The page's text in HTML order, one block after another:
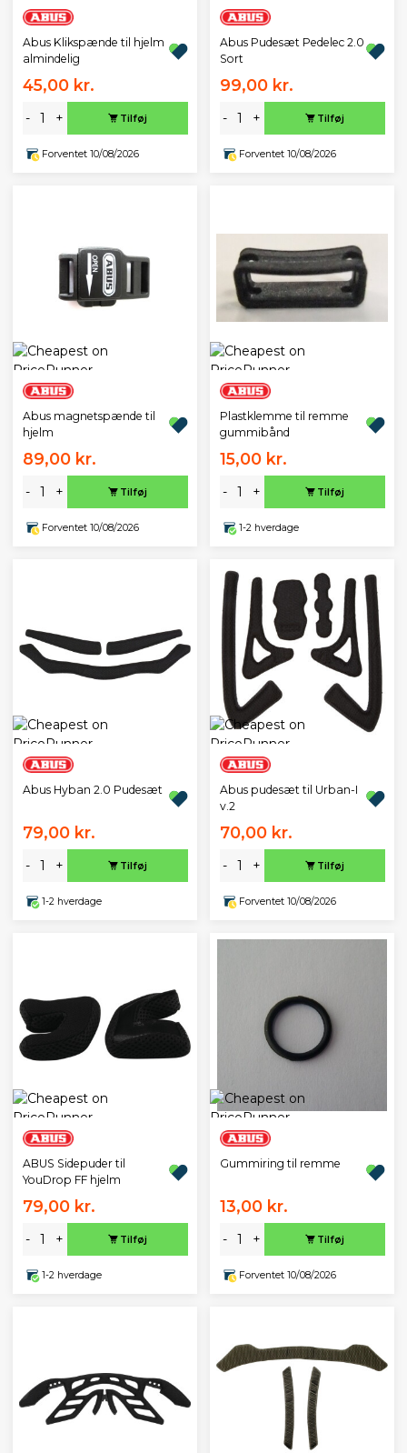
Abus Klikspænde til hjelm
almindelig
45,00 kr.
- + Tilføj
Forventet 10/08/2026
Abus Pudesæt Pedelec 2.0
Sort
99,00 kr.
- + Tilføj
Forventet 10/08/2026
Abus magnetspænde til
hjelm
89,00 kr.
- + Tilføj
Forventet 10/08/2026
Plastklemme til remme
gummibånd
15,00 kr.
- + Tilføj
1-2 hverdage
Abus Hyban 2.0 Pudesæt
79,00 kr.
- + Tilføj
1-2 hverdage
Abus pudesæt til Urban-I
v.2
70,00 kr.
- + Tilføj
Forventet 10/08/2026
ABUS Sidepuder til
YouDrop FF hjelm
79,00 kr.
- + Tilføj
1-2 hverdage
Gummiring til remme
13,00 kr.
- + Tilføj
Forventet 10/08/2026